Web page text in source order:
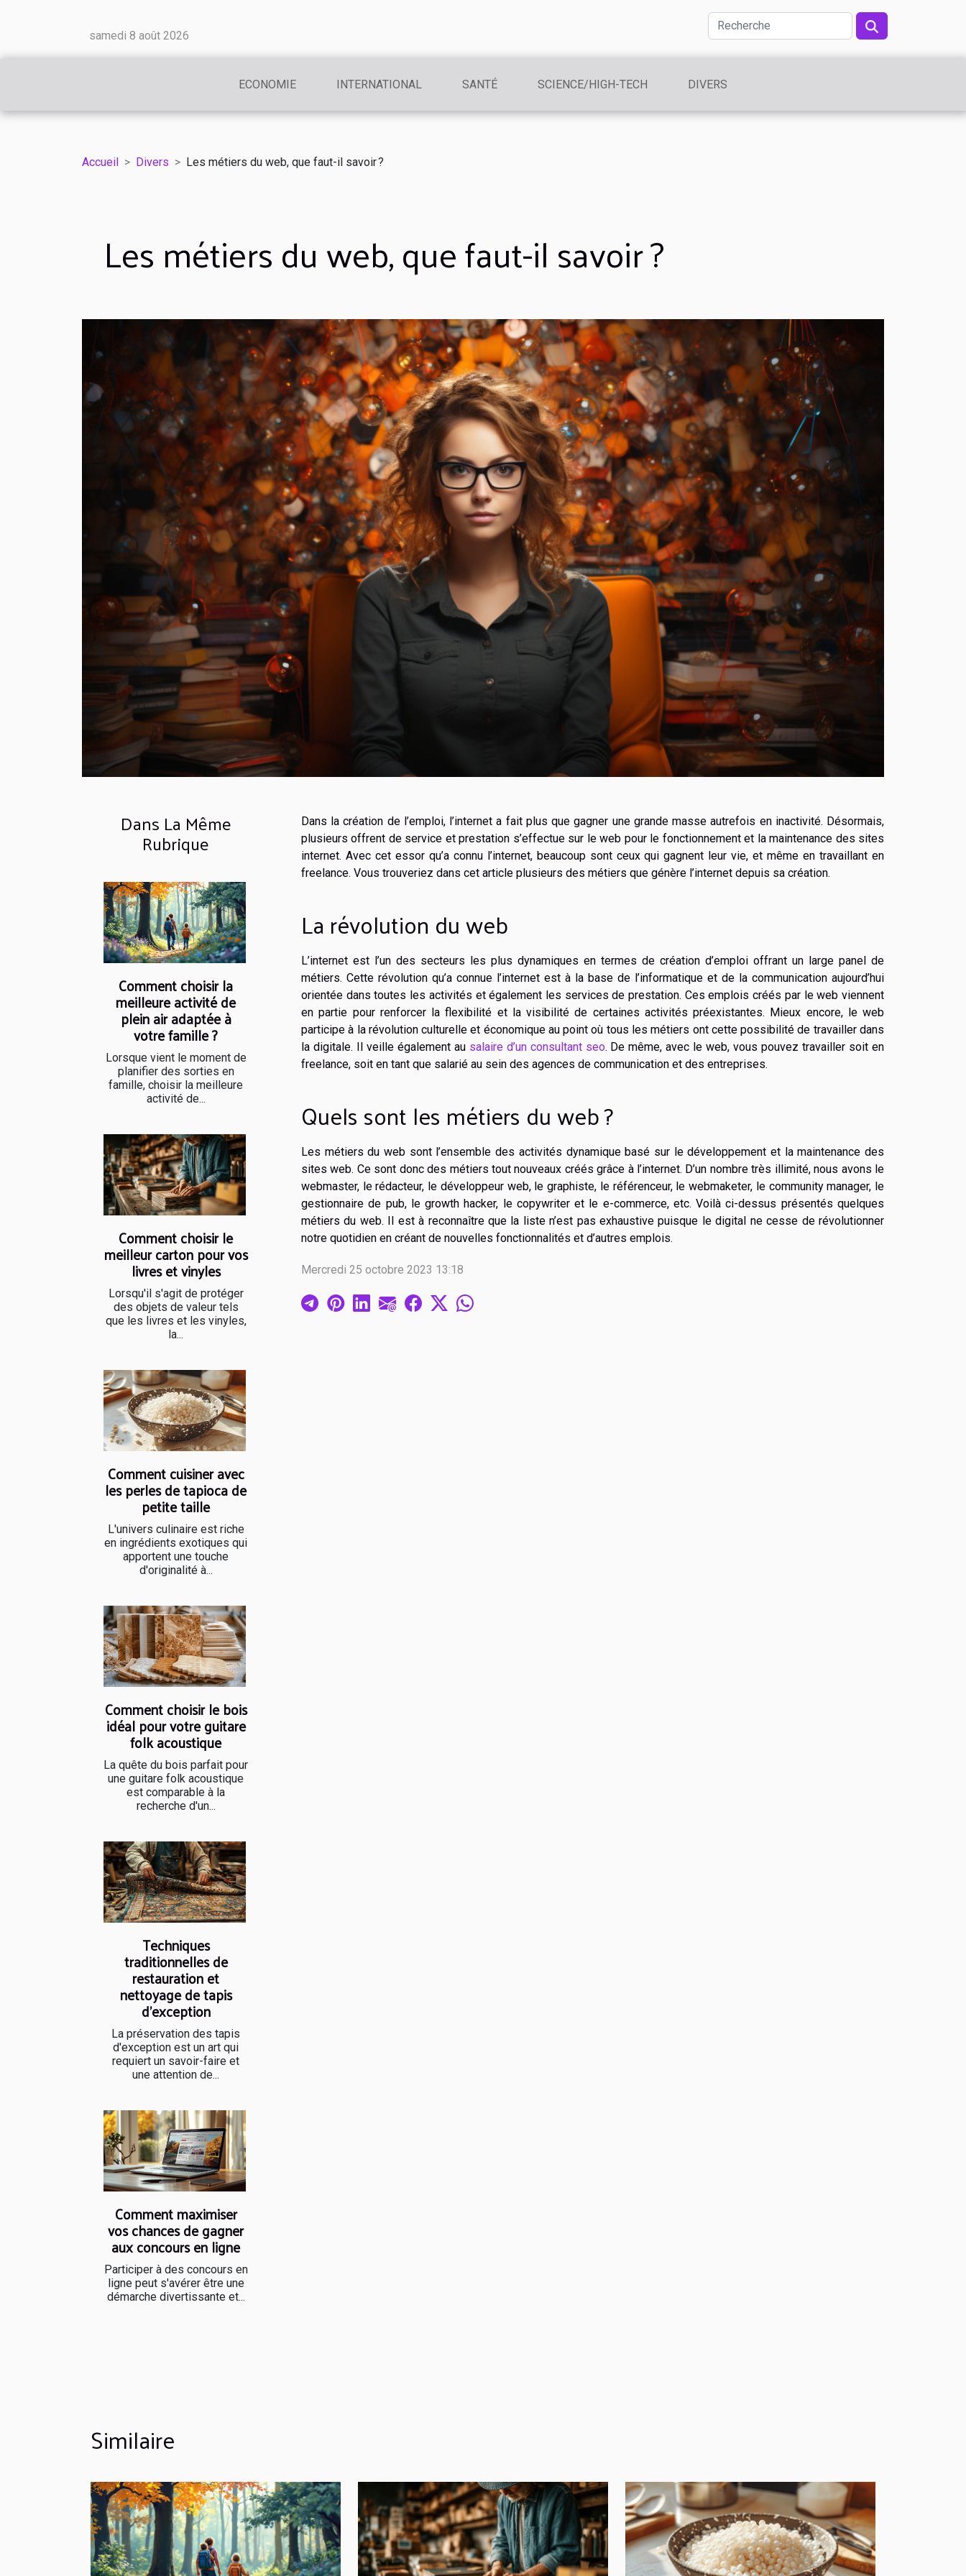
samedi 8 août 2026
ECONOMIE INTERNATIONAL SANTÉ SCIENCE/HIGH-TECH DIVERS
Accueil Divers Les métiers du web, que faut-il savoir ?
Les métiers du web, que faut-il savoir ?
Dans La Même
Rubrique
Comment choisir la
meilleure activité de
plein air adaptée à
votre famille ?
Lorsque vient le moment de
planifier des sorties en
famille, choisir la meilleure
activité de...
Comment choisir le
meilleur carton pour vos
livres et vinyles
Lorsqu'il s'agit de protéger
des objets de valeur tels
que les livres et les vinyles,
la...
Comment cuisiner avec
les perles de tapioca de
petite taille
L'univers culinaire est riche
en ingrédients exotiques qui
apportent une touche
d'originalité à...
Comment choisir le bois
idéal pour votre guitare
folk acoustique
La quête du bois parfait pour
une guitare folk acoustique
est comparable à la
recherche d'un...
Techniques
traditionnelles de
restauration et
nettoyage de tapis
d'exception
La préservation des tapis
d'exception est un art qui
requiert un savoir-faire et
une attention de...
Comment maximiser
vos chances de gagner
aux concours en ligne
Participer à des concours en
ligne peut s'avérer être une
démarche divertissante et...
Dans la création de l’emploi, l’internet a fait plus que gagner une grande masse autrefois en inactivité. Désormais,
plusieurs offrent de service et prestation s’effectue sur le web pour le fonctionnement et la maintenance des sites
internet. Avec cet essor qu’a connu l’internet, beaucoup sont ceux qui gagnent leur vie, et même en travaillant en
freelance. Vous trouveriez dans cet article plusieurs des métiers que génère l’internet depuis sa création.
La révolution du web
L’internet est l’un des secteurs les plus dynamiques en termes de création d’emploi offrant un large panel de
métiers. Cette révolution qu’a connue l’internet est à la base de l’informatique et de la communication aujourd’hui
orientée dans toutes les activités et également les services de prestation. Ces emplois créés par le web viennent
en partie pour renforcer la flexibilité et la visibilité de certaines activités préexistantes. Mieux encore, le web
participe à la révolution culturelle et économique au point où tous les métiers ont cette possibilité de travailler dans
la digitale. Il veille également au salaire d’un consultant seo. De même, avec le web, vous pouvez travailler soit en
freelance, soit en tant que salarié au sein des agences de communication et des entreprises.
Quels sont les métiers du web ?
Les métiers du web sont l’ensemble des activités dynamique basé sur le développement et la maintenance des
sites web. Ce sont donc des métiers tout nouveaux créés grâce à l’internet. D’un nombre très illimité, nous avons le
webmaster, le rédacteur, le développeur web, le graphiste, le référenceur, le webmaketer, le community manager, le
gestionnaire de pub, le growth hacker, le copywriter et le e-commerce, etc. Voilà ci-dessus présentés quelques
métiers du web. Il est à reconnaître que la liste n’est pas exhaustive puisque le digital ne cesse de révolutionner
notre quotidien en créant de nouvelles fonctionnalités et d’autres emplois.
Mercredi 25 octobre 2023 13:18
Similaire